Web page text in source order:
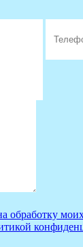
обработку